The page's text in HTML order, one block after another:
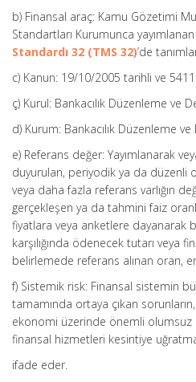
b) Finansal araç: Kamu Gözetimi
Standartları Kurumunca yayımlanan
Standardı 32 (TMS 32)’de
c) Kanun: 19/10/2005 tarihli ve 5411
ç) Kurul: Bankacılık Düzenleme ve
d) Kurum: Bankacılık Düzenleme
e) Referans değer: Yayımlanarak
duyurulan, periyodik ya da düzenli
veya daha fazla referans varlığın
gerçekleşen ya da tahmini faiz
fiyatlara veya anketlere dayanarak
karşılığında ödenecek tutarı veya
belirlemede referans alınan oran,
f) Sistemik risk: Finansal sistemin
tamamında ortaya çıkan
ekonomi üzerinde önemli
finansal hizmetleri kesintiye
ifade eder.